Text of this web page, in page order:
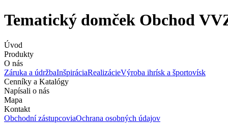
Tematický domček Obchod
Úvod
Produkty
O nás
Záruka a údržbaInšpiráciaRealizácieVýroba ihrísk a športovísk
Cenníky a Katalógy
Napísali o nás
Mapa
Kontakt
Obchodní zástupcoviaOchrana osobných údajov